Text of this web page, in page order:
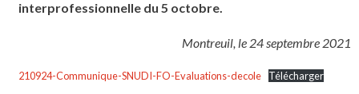
interprofessionnelle du 5 octobre.
Montreuil, le 24 septembre 2021
210924-Communique-SNUDI-FO-Evaluations-decole Télécharger